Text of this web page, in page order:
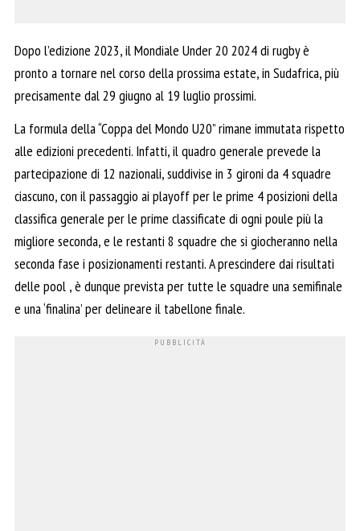
Dopo l’edizione 2023, il Mondiale Under 20 2024 di rugby è
pronto a tornare nel corso della prossima estate, in Sudafrica, più
precisamente dal 29 giugno al 19 luglio prossimi.
La formula della “Coppa del Mondo U20” rimane immutata rispetto
alle edizioni precedenti. Infatti, il quadro generale prevede la
partecipazione di 12 nazionali, suddivise in 3 gironi da 4 squadre
ciascuno, con il passaggio ai playoff per le prime 4 posizioni della
classifica generale per le prime classificate di ogni poule più la
migliore seconda, e le restanti 8 squadre che si giocheranno nella
seconda fase i posizionamenti restanti. A prescindere dai risultati
delle pool , è dunque prevista per tutte le squadre una semifinale
e una ‘finalina’ per delineare il tabellone finale.